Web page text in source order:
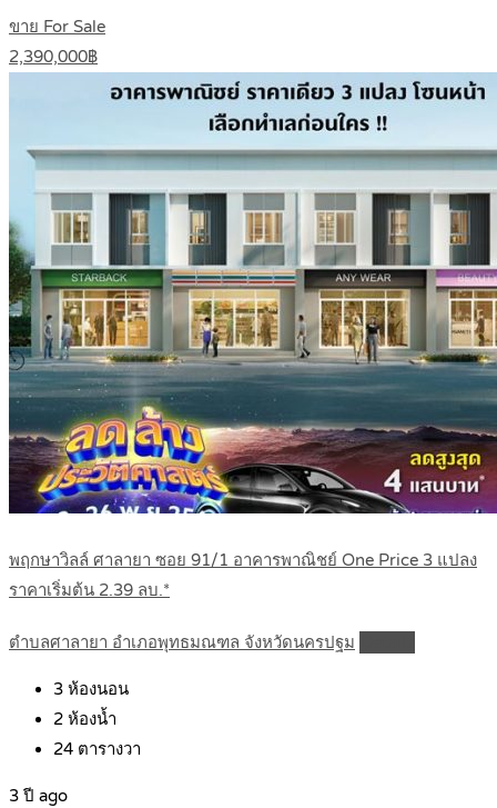
ขาย For Sale
2,390,000฿
พฤกษาวิลล์ ศาลายา ซอย 91/1 อาคารพาณิชย์ One Price 3 แปลง
ราคาเริ่มต้น 2.39 ลบ.*
ตำบลศาลายา อำเภอพุทธมณฑล จังหวัดนครปฐม
3 ห้องนอน
2 ห้องน้ำ
24 ตารางวา
3 ปี ago